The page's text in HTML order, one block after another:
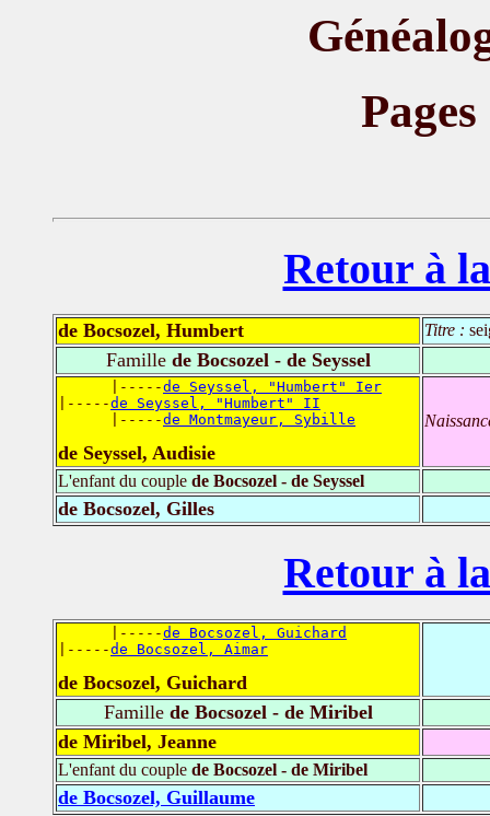
Retour à
de Bocsozel, Humbert Titre :
Famillede Bocsozel - de Seyssel
      |-----
de Seyssel, "Humbert" Ier
|-----de Seyssel, "Humbert" II
      |-----
de Montmayeur, Sybille
de Seyssel, Audisie
L'enfant du couple de Bocsozel - de Seyssel
de Bocsozel, Gilles
Retour à
      |-----
de Bocsozel, Guichard
|-----de Bocsozel, Aimar
de Bocsozel, Guichard
Famillede Bocsozel - de Miribel
de Miribel, Jeanne
L'enfant du couple de Bocsozel - de Miribel
de Bocsozel, Guillaume